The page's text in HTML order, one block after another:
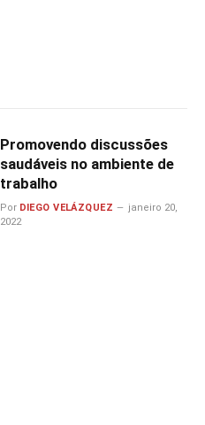
Promovendo discussões
saudáveis no ambiente de
trabalho
Por DIEGO VELÁZQUEZ
janeiro 20,
2022